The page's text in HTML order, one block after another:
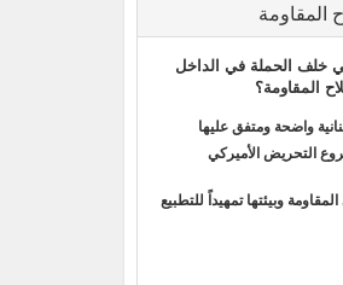
المقاومة
خلف الحملة في الداخل
المقاومة؟
واضحة ومتفق عليها
التحريض الأميركي
وبيئتها تمهيداً للتطبيع